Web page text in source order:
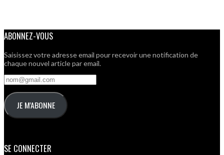
ABONNEZ-VOUS
Saisissez votre adresse email pour recevoir une notification de
chaque nouvel article par email.
nom@gmail.com
JE M'ABONNE
SE CONNECTER